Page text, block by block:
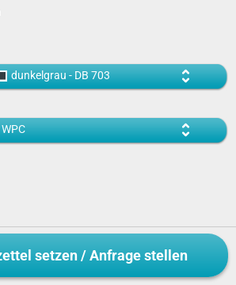
dunkelgrau - DB 703
WPC
setzen / Anfrage stellen